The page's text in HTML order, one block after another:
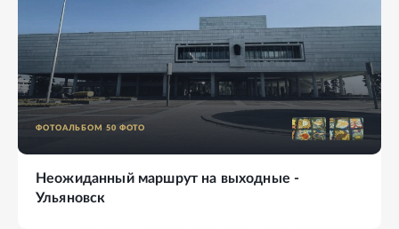
ФОТОАЛЬБОМ 50 ФОТО
Неожиданный маршрут на выходные -
Ульяновск